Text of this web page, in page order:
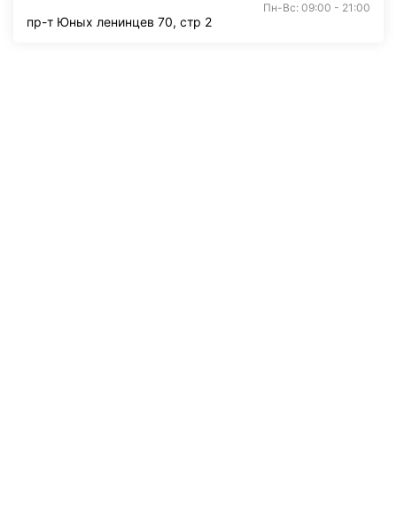
Пн-Вс: 09:00 - 21:00
пр-т Юных ленинцев 70, стр 2